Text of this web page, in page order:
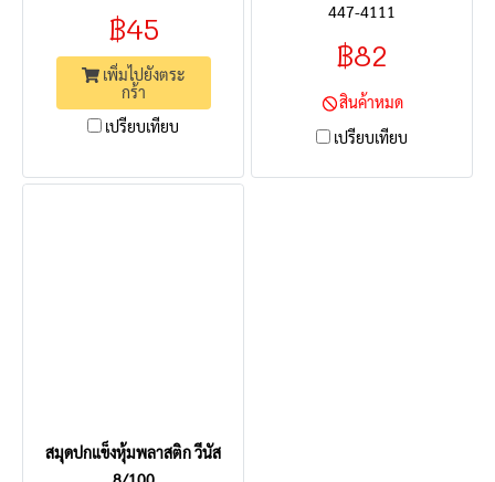
฿45
เพิ่มไปยังตระ
กร้า
เปรียบเทียบ
447-4111
฿82
สินค้าหมด
เปรียบเทียบ
สมุดปกแข็งหุ้มพลาสติก วีนัส